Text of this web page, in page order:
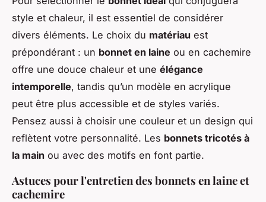
style et chaleur, il est essentiel de considérer
divers éléments. Le choix du matériau est
prépondérant : un bonnet en laine ou en cachemire
offre une douce chaleur et une élégance
intemporelle, tandis qu’un modèle en acrylique
peut être plus accessible et de styles variés.
Pensez aussi à choisir une couleur et un design qui
reflètent votre personnalité. Les bonnets tricotés à
la main ou avec des motifs en font partie.
Astuces pour l'entretien des bonnets en laine et
cachemire